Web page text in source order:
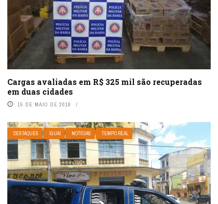
Cargas avaliadas em R$ 325 mil são recuperadas
em duas cidades
15 DE MAIO DE 2018
DESTAQUES IGUAÍ NOTÍCIAS TEMPO REAL